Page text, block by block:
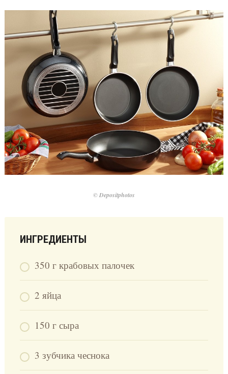
© Depositphotos
ИНГРЕДИЕНТЫ
350 г крабовых палочек
2 яйца
150 г сыра
3 зубчика чеснока